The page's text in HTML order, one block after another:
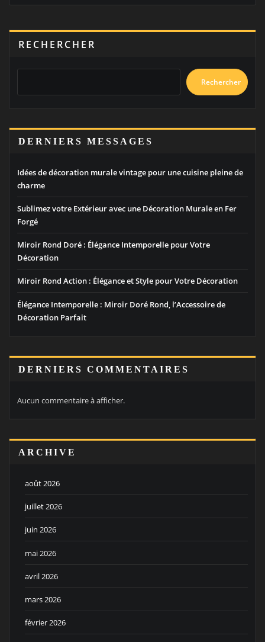
RECHERCHER
Rechercher
DERNIERS MESSAGES
Idées de décoration murale vintage pour une cuisine pleine de
charme
Sublimez votre Extérieur avec une Décoration Murale en Fer
Forgé
Miroir Rond Doré : Élégance Intemporelle pour Votre
Décoration
Miroir Rond Action : Élégance et Style pour Votre Décoration
Élégance Intemporelle : Miroir Doré Rond, l’Accessoire de
Décoration Parfait
DERNIERS COMMENTAIRES
Aucun commentaire à afficher.
ARCHIVE
août 2026
juillet 2026
juin 2026
mai 2026
avril 2026
mars 2026
février 2026